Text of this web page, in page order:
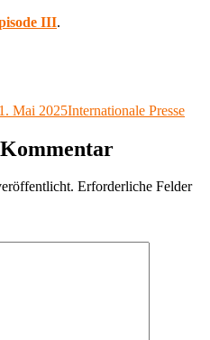
III.
Mai 2025Kategorien
Internationale Presse
Erforderliche Felder